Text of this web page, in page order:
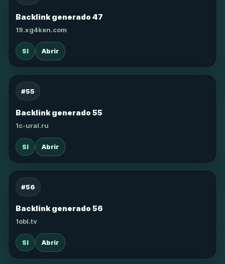
Backlink generado 47
19.xg4ken.com
SI Abrir
#55
Backlink generado 55
1c-ural.ru
SI Abrir
#56
Backlink generado 56
1obl.tv
SI Abrir